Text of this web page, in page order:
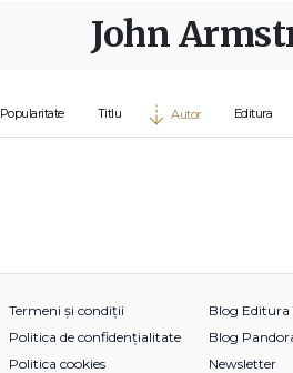
John
Popularitate Titlu Autor Editura
Termeni și condiții
Politica de confidențialitate
Politica cookies
Blog Editura
Blog
Newsletter